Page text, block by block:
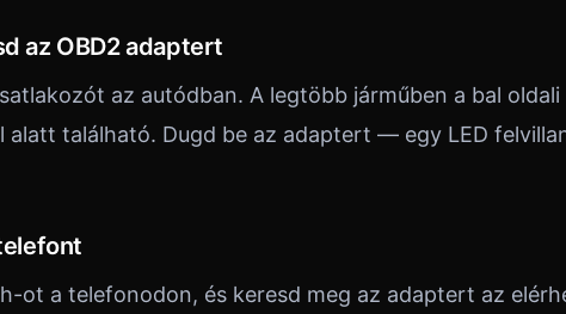
az OBD2 adaptert
az autódban. A legtöbb járműben a bal oldali
alatt található. Dugd be az adaptert — egy LED
ot a telefonodon, és keresd meg az adaptert az